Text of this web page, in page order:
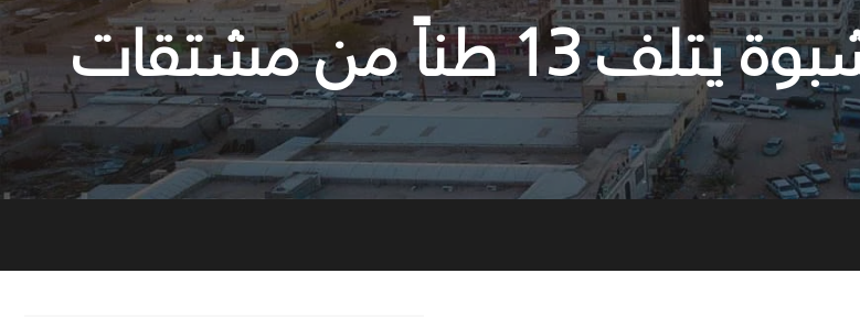
مكتب الصناعة والتجارة بشبوة يتلف 13 طناً من مشتقات